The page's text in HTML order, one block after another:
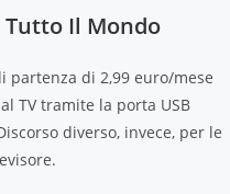
Tutto Il Mondo
partenza di 2,99 euro/mese
TV tramite la porta USB
diverso, invece, per le